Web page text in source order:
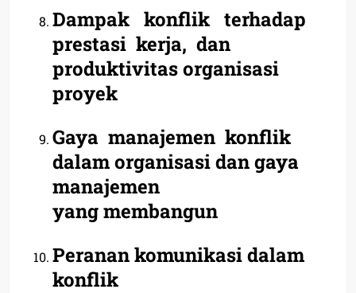
Dampak konflik terhadap
prestasi kerja, dan
produktivitasorganisasi
proyek
Gaya manajemen konflik
dalam organisasi dan gaya
manajemen
yangmembangun
Peranan komunikasi dalam
konflik